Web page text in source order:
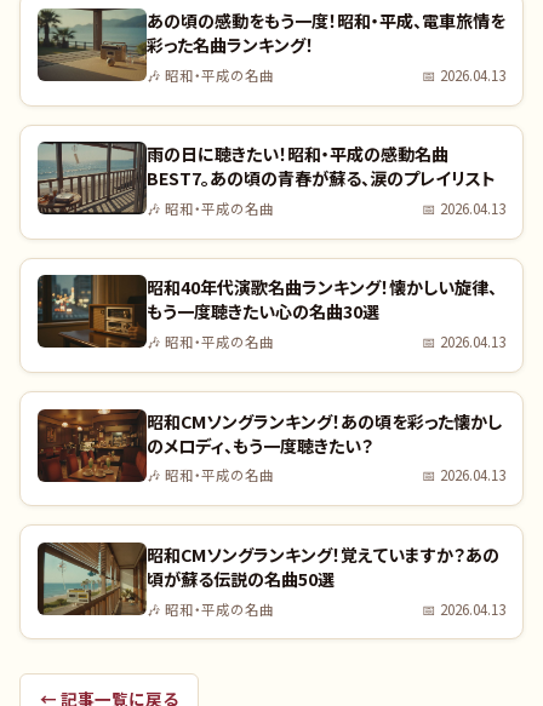
あの頃の感動をもう一度！昭和・平成、電車旅情を
彩った名曲ランキング！
🎶 昭和・平成の名曲 📅 2026.04.13
雨の日に聴きたい！昭和・平成の感動名曲
BEST7。あの頃の青春が蘇る、涙のプレイリスト
🎶 昭和・平成の名曲 📅 2026.04.13
昭和40年代演歌名曲ランキング！懐かしい旋律、
もう一度聴きたい心の名曲30選
🎶 昭和・平成の名曲 📅 2026.04.13
昭和CMソングランキング！あの頃を彩った懐かし
のメロディ、もう一度聴きたい？
🎶 昭和・平成の名曲 📅 2026.04.13
昭和CMソングランキング！覚えていますか？あの
頃が蘇る伝説の名曲50選
🎶 昭和・平成の名曲 📅 2026.04.13
← 記事一覧に戻る